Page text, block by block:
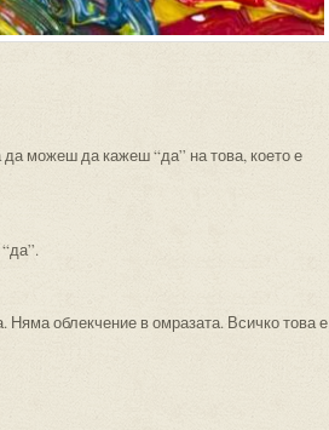
можеш да кажеш “да” на това, което е
Няма облекчение в омразата. Всичко това е